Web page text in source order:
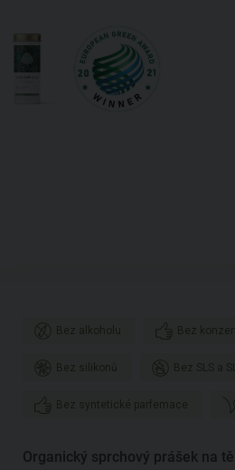
Bez alkoholu Bez
Bez silikonů Bez SLS a
Bez syntetické parfemace
Organický sprchový prášek na